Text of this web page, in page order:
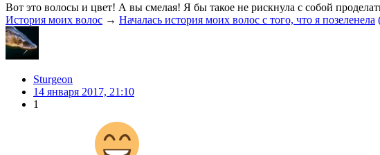
Вот это волосы и цвет! А вы смелая! Я бы такое не рискнула с собой
История моих волос → Началась история моих волос с того, что я позеленела
Sturgeon
14 января 2017, 21:10
1